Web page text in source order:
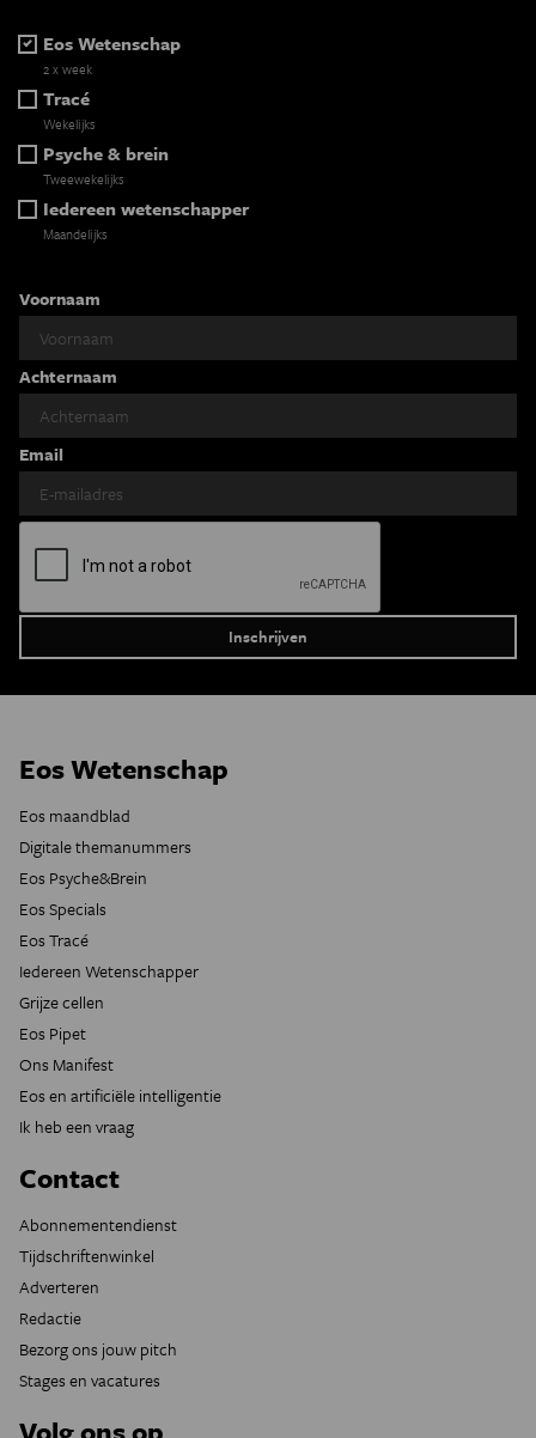
Eos Wetenschap
2 x week
Tracé
Wekelijks
Psyche & brein
Tweewekelijks
Iedereen wetenschapper
Maandelijks
Voornaam
Achternaam
Email
Eos Wetenschap
Eos maandblad
Digitale themanummers
Eos Psyche&Brein
Eos Specials
Eos Tracé
Iedereen Wetenschapper
Grijze cellen
Eos Pipet
Ons Manifest
Eos en artificiële intelligentie
Ik heb een vraag
Contact
Abonnementendienst
Tijdschriftenwinkel
Adverteren
Redactie
Bezorg ons jouw pitch
Stages en vacatures